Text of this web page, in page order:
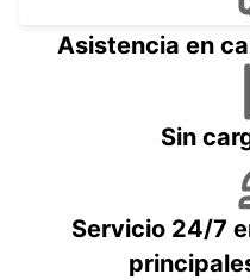
Asistencia en
Sin
Servicio 24/7